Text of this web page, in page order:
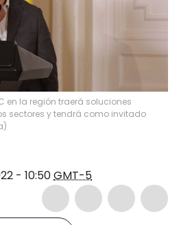
en la región traerá soluciones
sectores y tendrá como invitado
)
- 10:50GMT-5